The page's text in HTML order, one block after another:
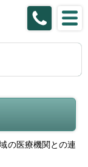
の医療機関との連